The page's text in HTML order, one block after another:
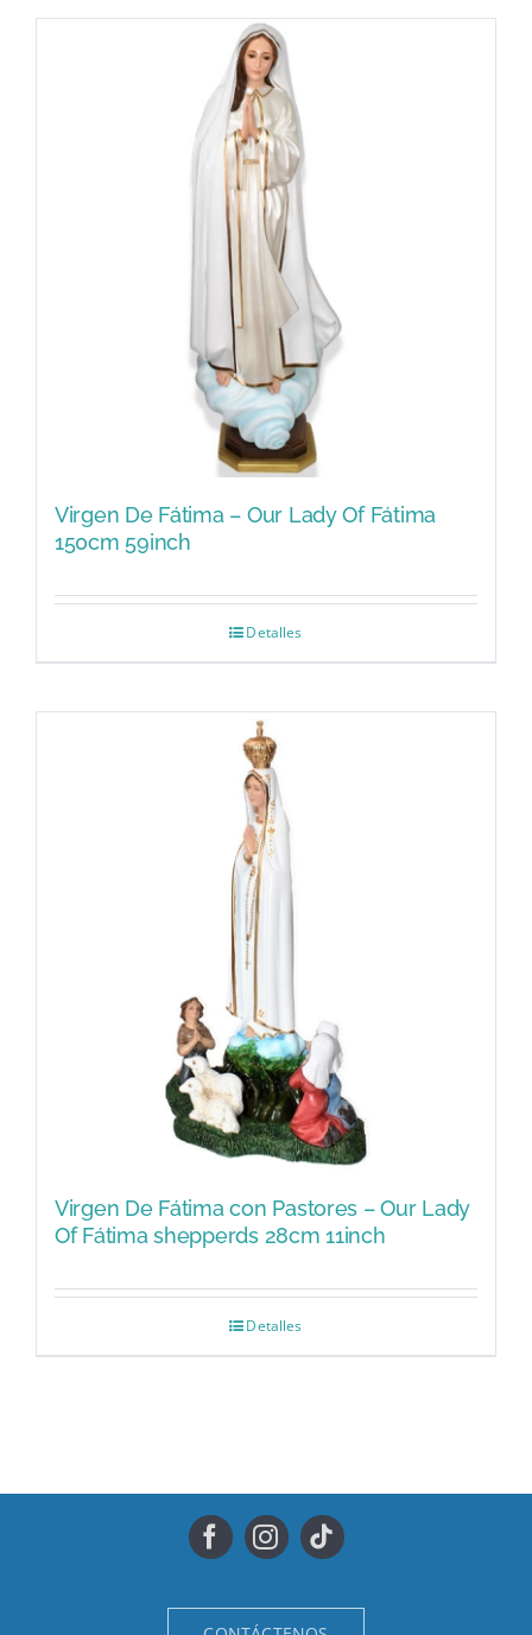
Virgen De Fátima – Our Lady Of Fátima
150cm 59inch
Detalles
Virgen De Fátima con Pastores – Our Lady
Of Fátima shepperds 28cm 11inch
Detalles